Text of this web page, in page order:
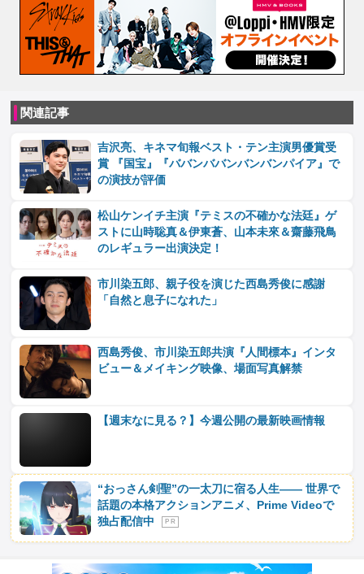
関連記事
吉沢亮、キネマ旬報ベスト・テン主演男優賞受
賞 『国宝』『ババンババンバンバンパイア』で
の演技が評価
松山ケンイチ主演『テミスの不確かな法廷』ゲ
ストに山時聡真＆伊東蒼、山本未來＆齋藤飛鳥
のレギュラー出演決定！
市川染五郎、親子役を演じた西島秀俊に感謝
「自然と息子になれた」
西島秀俊、市川染五郎共演『人間標本』インタ
ビュー＆メイキング映像、場面写真解禁
【週末なに見る？】今週公開の最新映画情報
“おっさん剣聖”の一太刀に宿る人生―― 世界で
話題の本格アクションアニメ、Prime Videoで
独占配信中
P R